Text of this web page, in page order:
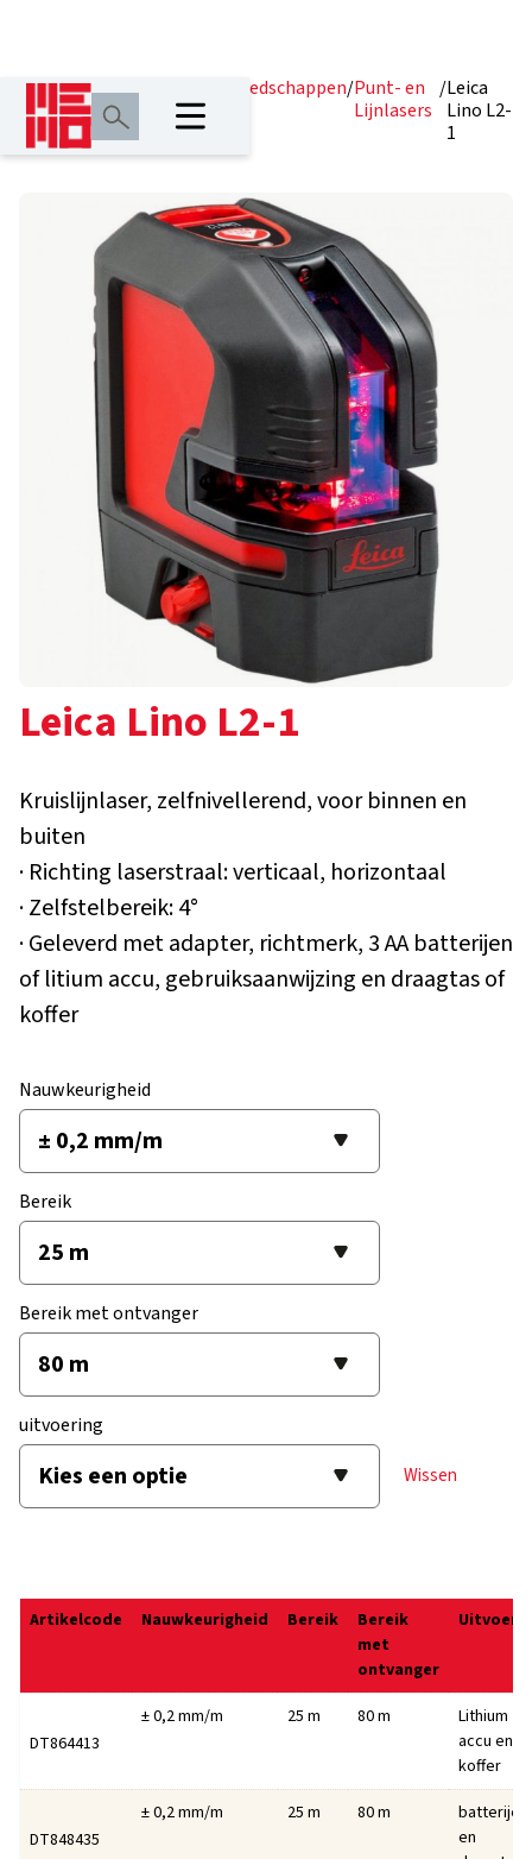
Home/Producten Lasergereedschappen/Punt- en
Lijnlasers
/Leica
Lino L2-
1
Leica Lino L2-1
Kruislijnlaser, zelfnivellerend, voor binnen en
buiten
· Richting laserstraal: verticaal, horizontaal
· Zelfstelbereik: 4°
· Geleverd met adapter, richtmerk, 3 AA batterijen
of litium accu, gebruiksaanwijzing en draagtas of
koffer
Nauwkeurigheid
Bereik
Bereik met ontvanger
uitvoering
Wissen
Artikelcode Nauwkeurigheid Bereik
Bereik
met
ontvanger
DT864413
± 0,2 mm/m 25 m 80 m
Lithium
accu en
koffer
DT848435
± 0,2 mm/m 25 m 80 m
batterijen
en